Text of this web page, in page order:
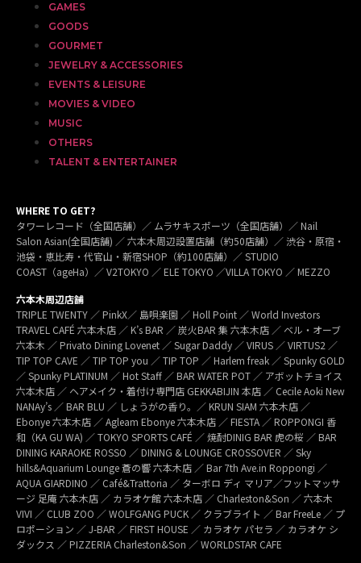
GAMES
GOODS
GOURMET
JEWELRY & ACCESSORIES
EVENTS & LEISURE
MOVIES & VIDEO
MUSIC
OTHERS
TALENT & ENTERTAINER
WHERE TO GET?
タワーレコード（全国店舗）／ ムラサキスポーツ（全国店舗）／ Nail
Salon Asian(全国店舗) ／ 六本木周辺設置店舗（約50店舗）／ 渋谷・原宿・
池袋・恵比寿・代官山・新宿SHOP（約100店舗）／ STUDIO
COAST（ageHa）／ V2TOKYO ／ ELE TOKYO ／VILLA TOKYO ／ MEZZO
六本木周辺店舗
TRIPLE TWENTY ／ PinkX／ 島唄楽園 ／ Holl Point ／ World Investors
TRAVEL CAFÉ 六本木店 ／ K’s BAR ／ 炭火BAR 集 六本木店 ／ ベル・オーブ
六本木 ／ Privato Dining Lovenet ／ Sugar Daddy ／ VIRUS ／ VIRTUS2 ／
TIP TOP CAVE ／ TIP TOP you ／ TIP TOP ／ Harlem freak ／ Spunky GOLD
／ Spunky PLATINUM ／ Hot Staff ／ BAR WATER POT ／ アボットチョイス
六本木店 ／ ヘアメイク・着付け専門店 GEKKABIJIN 本店 ／ Cecile Aoki New
NANAy’s ／ BAR BLU ／ しょうがの香り。／ KRUN SIAM 六本木店 ／
Ebonye 六本木店 ／ Agleam Ebonye 六本木店 ／ FIESTA ／ ROPPONGI 香
和（KA GU WA) ／ TOKYO SPORTS CAFÉ ／ 焼酎DINIG BAR 虎の桜 ／ BAR
DINING KARAOKE ROSSO ／ DINING & LOUNGE CROSSOVER ／ Sky
hills&Aquarium Lounge 蒼の響 六本木店 ／ Bar 7th Ave.in Roppongi ／
AQUA GIARDINO ／ Café&Trattoria ／ ターボロ ディ マリア／フットマッサ
ージ 足庵 六本木店 ／ カラオケ館 六本木店 ／ Charleston&Son ／ 六本木
VIVI ／ CLUB ZOO ／ WOLFGANG PUCK ／ クラブライト ／ Bar FreeLe ／ プ
ロポーション ／ J-BAR ／ FIRST HOUSE ／ カラオケ パセラ ／ カラオケ シ
ダックス ／ PIZZERIA Charleston&Son ／ WORLDSTAR CAFE